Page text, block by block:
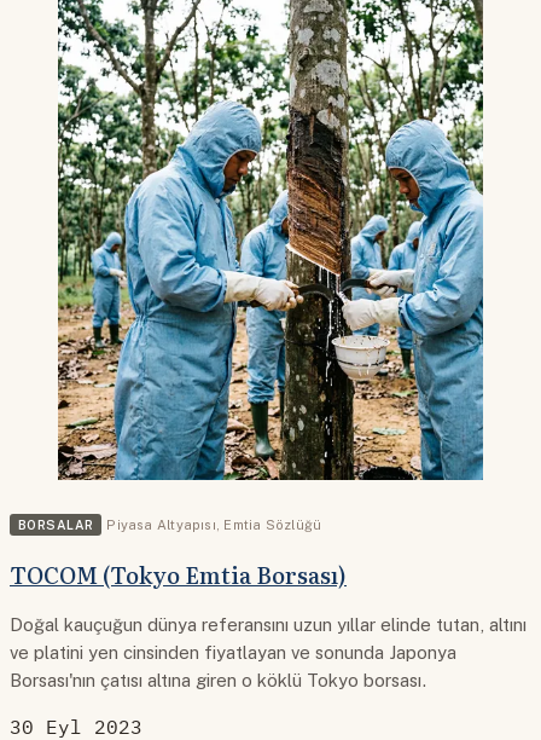
BORSALAR Piyasa Altyapısı Emtia Sözlüğü
TOCOM (Tokyo Emtia Borsası)
Doğal kauçuğun dünya referansını uzun yıllar elinde tutan, altını
ve platini yen cinsinden fiyatlayan ve sonunda Japonya
Borsası'nın çatısı altına giren o köklü Tokyo borsası.
30 Eyl 2023